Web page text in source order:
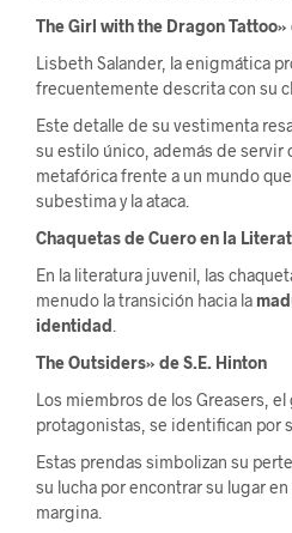
The Girl with the Dragon
Lisbeth Salander, la enigmática
frecuentemente descrita con su
Este detalle de su vestimenta
su estilo único, además de servir
metafórica frente a un mundo
subestima y la ataca.
Chaquetas de Cuero en la
En la literatura juvenil, las
menudo la transición hacia la
identidad
The Outsiders» de S.E. Hinton
Los miembros de los Greasers,
protagonistas, se identifican por
Estas prendas simbolizan su
su lucha por encontrar su lugar
margina.